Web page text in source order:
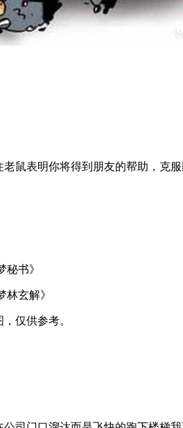
鼠表明你将得到朋友的帮助，克服
书》
玄解》
仅供参考。